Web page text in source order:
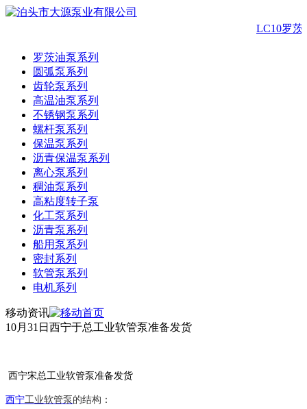
LC10罗茨
罗茨油泵系列
圆弧泵系列
齿轮泵系列
高温油泵系列
不锈钢泵系列
螺杆泵系列
保温泵系列
沥青保温泵系列
离心泵系列
稠油泵系列
高粘度转子泵
化工泵系列
沥青泵系列
船用泵系列
密封系列
软管泵系列
电机系列
移动资讯
10月31日西宁于总工业软管泵准备发货
西宁宋总工业软管泵准备发货
西宁工业软管泵 的结构：